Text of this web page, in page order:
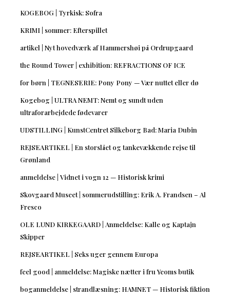
KOGEBOG | Tyrkisk: Sofra
KRIMI | sommer: Efterspillet
artikel | Nyt hovedværk af Hammershøi på Ordrupgaard
the Round Tower | exhibition: REFRACTIONS OF ICE
for børn | TEGNESERIE: Pony Pony — Vær nuttet eller dø
Kogebog | ULTRA NEMT: Nemt og sundt uden
ultraforarbejdede fødevarer
UDSTILLING | KunstCentret Silkeborg Bad: Maria Dubin
REJSEARTIKEL | En storslået og tankevækkende rejse til
Grønland
anmeldelse | Vidnet i vogn 12 — Historisk krimi
Skovgaard Museet | sommerudstilling: Erik A. Frandsen – Al
Fresco
OLE LUND KIRKEGAARD | Anmeldelse: Kalle og Kaptajn
Skipper
REJSEARTIKEL | Seks uger gennem Europa
feel good | anmeldelse: Magiske nætter i fru Yeoms butik
boganmeldelse | strandlæsning: HAMNET — Historisk fiktion